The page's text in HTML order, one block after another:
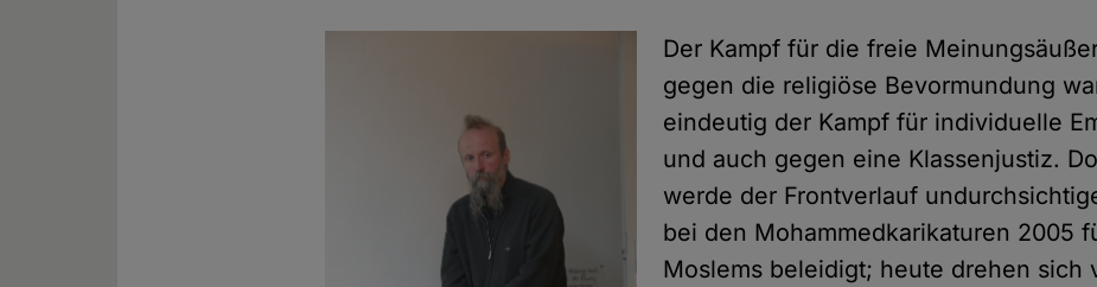
Der Kampf für die freie
gegen die religiöse Bevormundung
eindeutig der Kampf für individuelle
und auch gegen eine Klassenjustiz.
werde der Frontverlauf
bei den Mohammedkarikaturen 2005
Moslems beleidigt; heute drehen sich